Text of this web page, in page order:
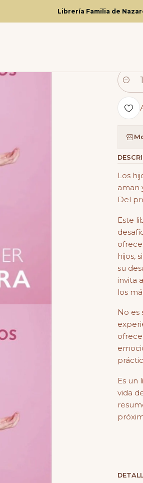
Librería Familia de
Catalogo Psicología Hijos:
Los
aman
Del
Este
hijos,
su
invita
los
No es
Es un
vida